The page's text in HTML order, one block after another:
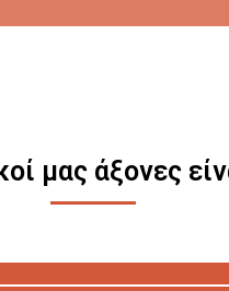
μας άξονες